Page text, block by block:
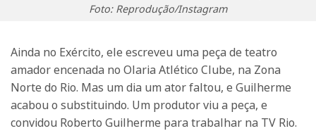
Foto: Reprodução/Instagram
Ainda no Exército, ele escreveu uma peça de teatro
amador encenada no Olaria Atlético Clube, na Zona
Norte do Rio. Mas um dia um ator faltou, e Guilherme
acabou o substituindo. Um produtor viu a peça, e
convidou Roberto Guilherme para trabalhar na TV Rio.